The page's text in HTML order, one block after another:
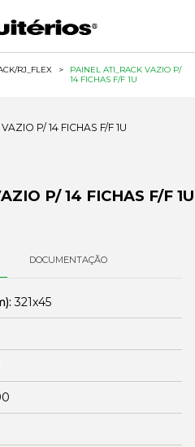
RJ_FLEX >
PAINEL ATI_RACK VAZIO P/
14 FICHAS F/F 1U
P/ 14 FICHAS F/F 1U
DOCUMENTAÇÃO
321x45